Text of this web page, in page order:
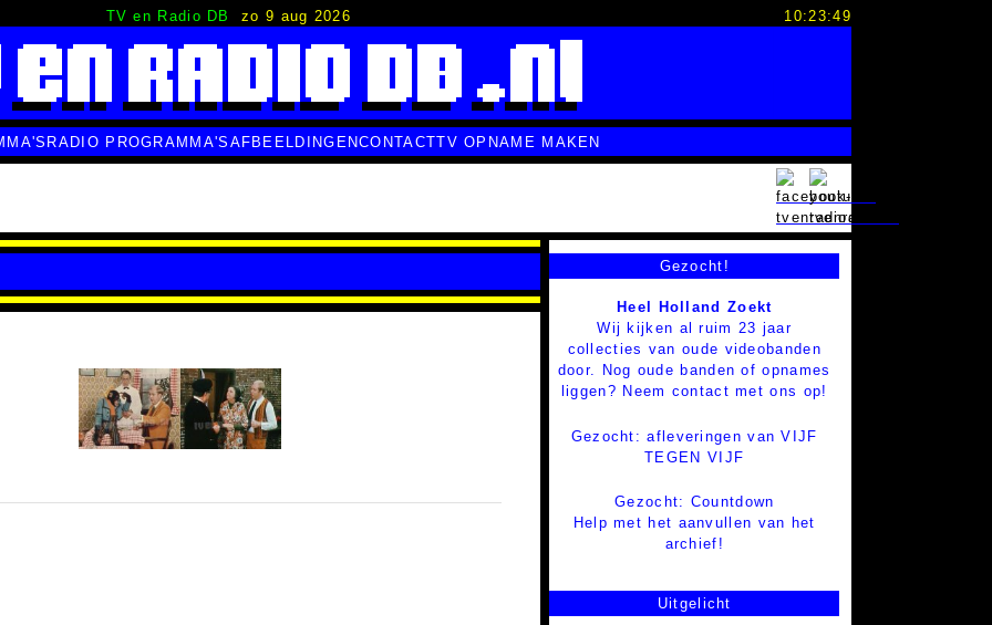
TV en Radio DB zo 9 aug 2026 10:23:50
RADIO PROGRAMMA'S AFBEELDINGENCONTACTTV OPNAME MAKEN
Gezocht!
Heel Holland Zoekt
Wij kijken al ruim 23 jaar
collecties van oude videobanden
door. Nog oude banden of opnames
liggen? Neem contact met ons op!
Gezocht: afleveringen van VIJF
TEGEN VIJF
Gezocht: Countdown
Help met het aanvullen van het
archief!
Uitgelicht